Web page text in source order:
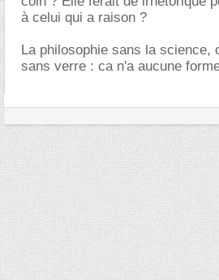
à celui qui a raison ?
La philosophie sans la science,
sans verre : ca n'a aucune